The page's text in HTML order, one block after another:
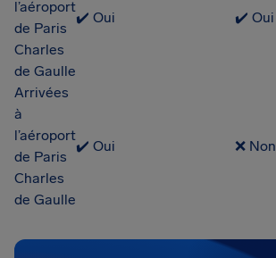
l’aéroport
de Paris
Charles
de Gaulle
✔️ Oui ✔️ Oui
Arrivées
à
l’aéroport
de Paris
Charles
de Gaulle
✔️ Oui ❌ Non